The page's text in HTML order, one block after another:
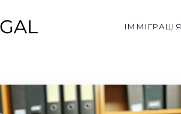
ІММІГРАЦІЯ